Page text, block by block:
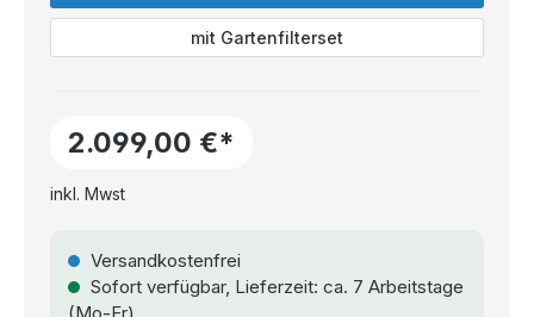
mit Gartenfilterset
2.099,00 €*
inkl. Mwst
Versandkostenfrei
Sofort verfügbar, Lieferzeit: ca. 7 Arbeitstage